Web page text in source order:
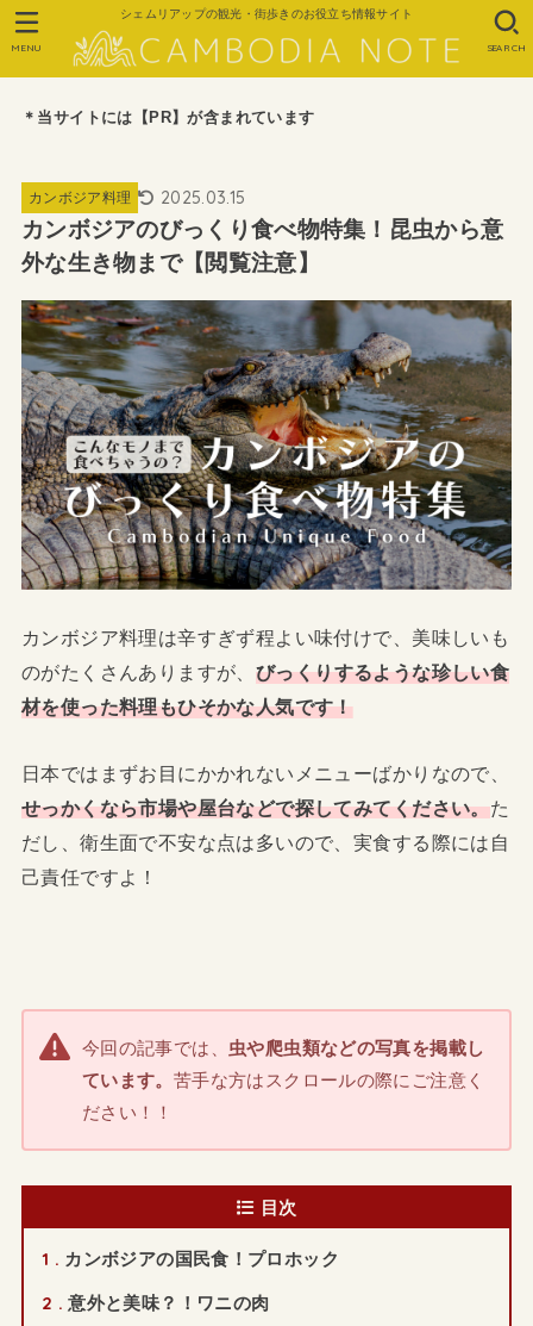
シェムリアップの観光・街歩きのお役立ち情報サイト
SEARCH
MENU
＊当サイトには【PR】が含まれています
カンボジア料理 2025.03.15
カンボジアのびっくり食べ物特集！昆虫から意
外な生き物まで【閲覧注意】
カンボジア料理は辛すぎず程よい味付けで、美味しいも
のがたくさんありますが、 びっくりするような珍しい食
材を使った料理もひそかな人気です！
日本ではまずお目にかかれないメニューばかりなので、
せっかくなら市場や屋台などで探してみてください。た
だし、衛生面で不安な点は多いので、実食する際には自
己責任ですよ！
今回の記事では、 虫や爬虫類などの写真を掲載し
ています。 苦手な方はスクロールの際にご注意く
ださい！！
目次
1 カンボジアの国民食！プロホック
2 意外と美味？！ワニの肉